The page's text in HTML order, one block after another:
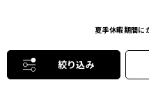
夏季休暇期間に
絞り込み